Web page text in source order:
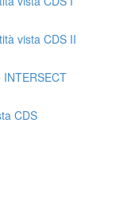
vista CDS II
CDS